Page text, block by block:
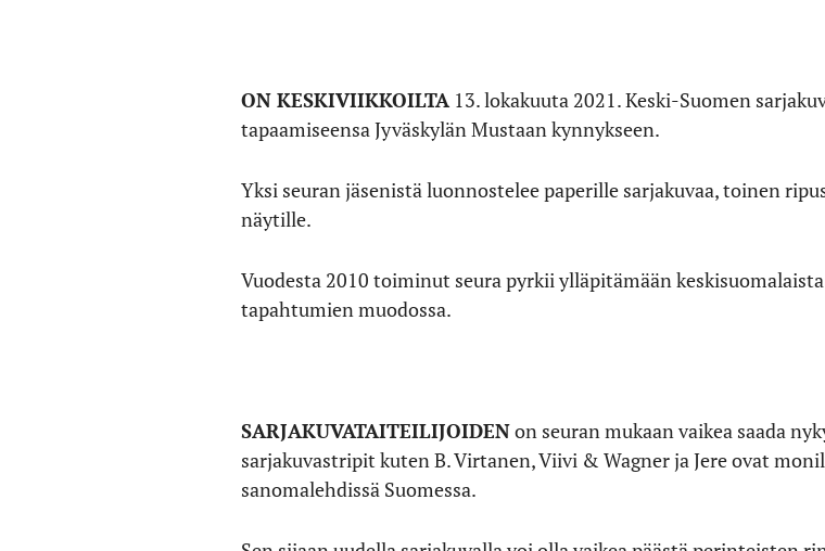
ON KESKIVIIKKOILTA13. lokakuuta 2021. Keski-Suomen
tapaamiseensa Jyväskylän Mustaan kynnykseen.
Yksi seuran jäsenistä luonnostelee paperille sarjakuvaa, toinen
näytille.
Vuodesta 2010 toiminut seura pyrkii ylläpitämään
tapahtumien muodossa.
SARJAKUVATAITEILIJOIDENon seuran mukaan vaikea saada
sarjakuvastripit kuten B. Virtanen, Viivi & Wagner ja Jere ovat
sanomalehdissä Suomessa.